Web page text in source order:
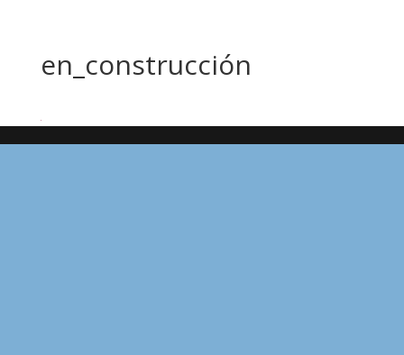
en_construcción